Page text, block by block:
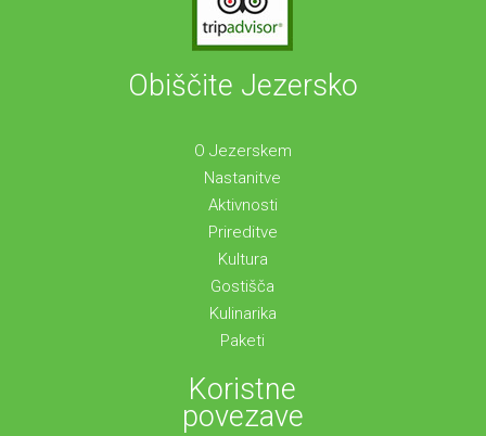
Obiščite Jezersko
O Jezerskem
Nastanitve
Aktivnosti
Prireditve
Kultura
Gostišča
Kulinarika
Paketi
Koristne
povezave